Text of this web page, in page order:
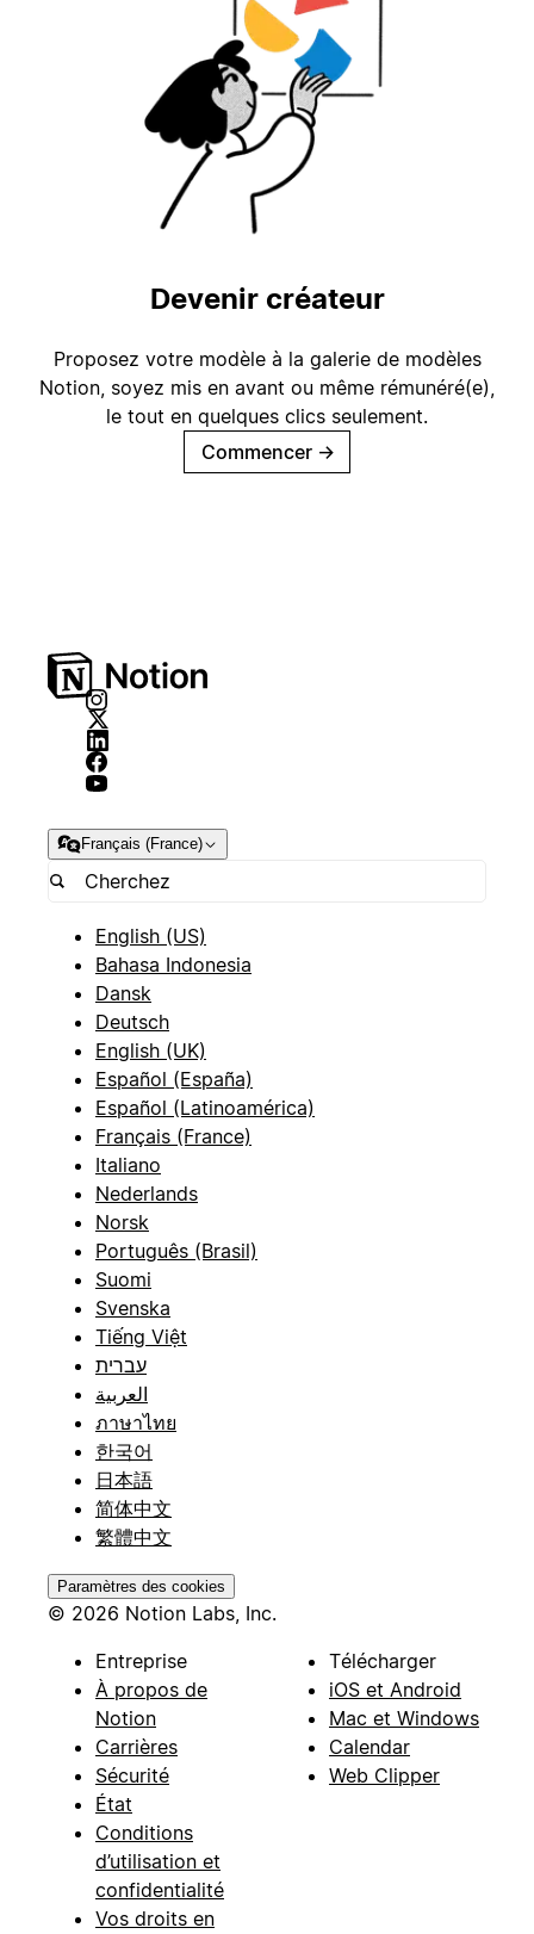
Devenir créateur
Proposez votre modèle à la galerie de modèles
Notion, soyez mis en avant ou même rémunéré(e),
le tout en quelques clics seulement.
Commencer →
Français (France)
English (US)
Bahasa Indonesia
Dansk
Deutsch
English (UK)
Español (España)
Español (Latinoamérica)
Français (France)
Italiano
Nederlands
Norsk
Português (Brasil)
Suomi
Svenska
Tiếng Việt
עברית
العربية
ภาษาไทย
한국어
日本語
简体中文
繁體中文
Paramètres des cookies
© 2026 Notion Labs, Inc.
Entreprise
À propos de
Notion
Carrières
Sécurité
État
Conditions
d’utilisation et
confidentialité
Vos droits en
Télécharger
iOS et Android
Mac et Windows
Calendar
Web Clipper